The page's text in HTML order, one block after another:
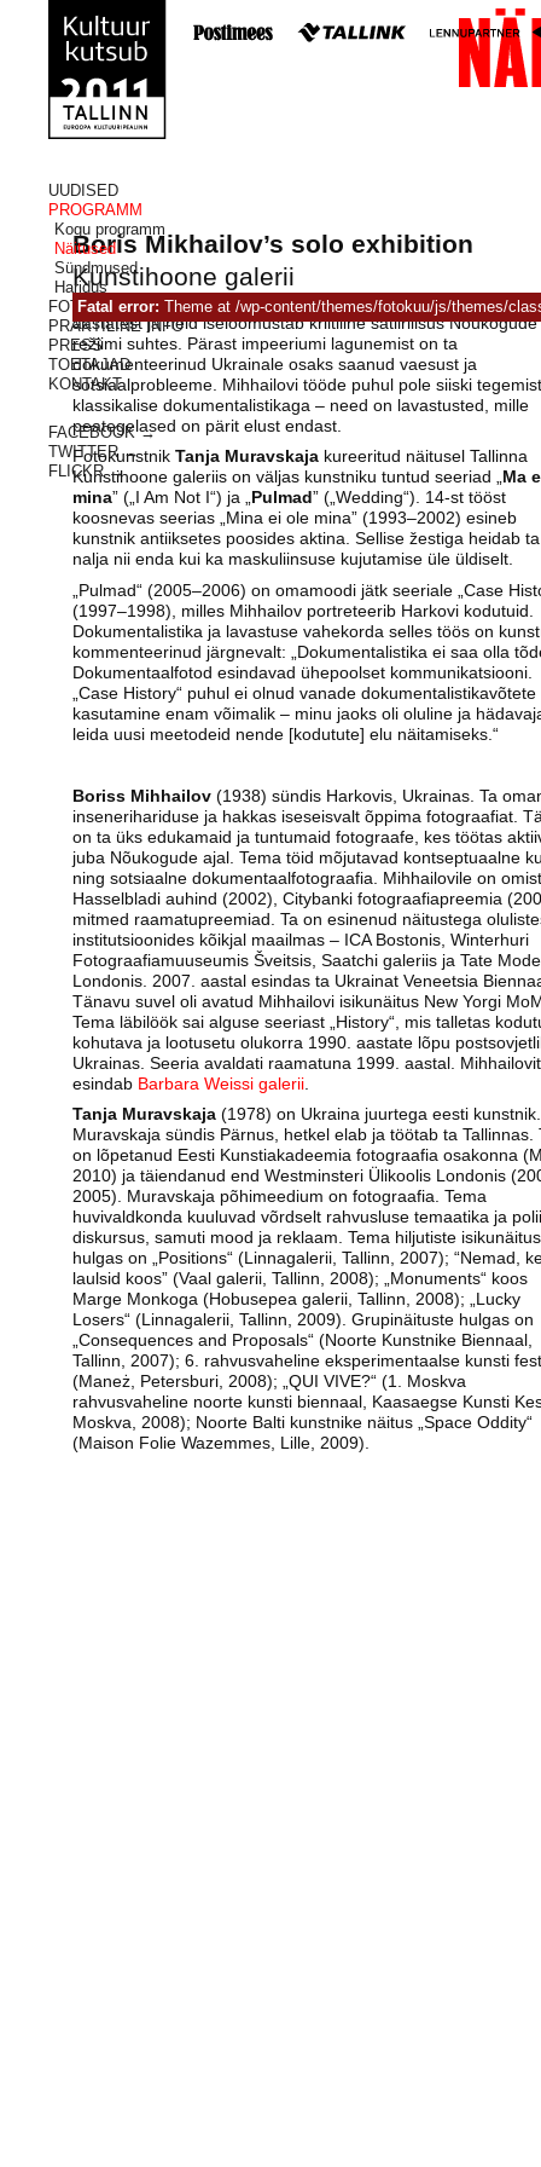
UUDISED
PROGRAMM
Kogu programm
Näitused
Sündmused
Haridus
FOTOKUU
PRAKTILINE INFO
PRESS
TOETAJAD
KONTAKT
FACEBOOK →
TWITTER →
FLICKR →
Boris Mikhailov’s solo exhibition
Kunstihoone galerii
Fatal error: Theme at /wp-content/themes/fotokuu/js/themes/
Boriss Mihhailovi esimesed fotoseeriad on pärit 1970.-80.
aastatest ja neid iseloomustab kriitiline satiirilisus Nõukogude
režiimi suhtes. Pärast impeeriumi lagunemist on ta
dokumenteerinud Ukrainale osaks saanud vaesust ja
sotsiaalprobleeme. Mihhailovi tööde puhul pole siiski tegemist
klassikalise dokumentalistikaga – need on lavastusted, mille
peategelased on pärit elust endast.
Fotokunstnik Tanja Muravskaja kureeritud näitusel Tallinna
Kunstihoone galeriis on väljas kunstniku tuntud seeriad „Ma
mina” („I Am Not I“) ja „ Pulmad ” („Wedding“). 14-st tööst
koosnevas seerias „Mina ei ole mina” (1993–2002) esineb
kunstnik antiiksetes poosides aktina. Sellise žestiga heidab ta
nalja nii enda kui ka maskuliinsuse kujutamise üle üldiselt.
„Pulmad“ (2005–2006) on omamoodi jätk seeriale „Case
(1997–1998), milles Mihhailov portreteerib Harkovi kodutuid.
Dokumentalistika ja lavastuse vahekorda selles töös on
kommenteerinud järgnevalt: „Dokumentalistika ei saa olla
Dokumentaalfotod esindavad ühepoolset kommunikatsiooni.
„Case History“ puhul ei olnud vanade dokumentalistikavõtete
kasutamine enam võimalik – minu jaoks oli oluline ja
leida uusi meetodeid nende [kodutute] elu näitamiseks.“
Boriss Mihhailov (1938) sündis Harkovis, Ukrainas. Ta
insenerihariduse ja hakkas iseseisvalt õppima fotograafiat.
on ta üks edukamaid ja tuntumaid fotograafe, kes töötas
juba Nõukogude ajal. Tema töid mõjutavad kontseptuaalne
ning sotsiaalne dokumentaalfotograafia. Mihhailovile on
Hasselbladi auhind (2002), Citybanki fotograafiapreemia
mitmed raamatupreemiad. Ta on esinenud näitustega
institutsioonides kõikjal maailmas – ICA Bostonis, Winterhuri
Fotograafiamuuseumis Šveitsis, Saatchi galeriis ja Tate
Londonis. 2007. aastal esindas ta Ukrainat Veneetsia
Tänavu suvel oli avatud Mihhailovi isikunäitus New Yorgi
Tema läbilöök sai alguse seeriast „History“, mis talletas
kohutava ja lootusetu olukorra 1990. aastate lõpu
Ukrainas. Seeria avaldati raamatuna 1999. aastal. Mihhailovit
esindab Barbara Weissi galerii
Tanja Muravskaja (1978) on Ukraina juurtega eesti kunstnik.
Muravskaja sündis Pärnus, hetkel elab ja töötab ta Tallinnas.
on lõpetanud Eesti Kunstiakadeemia fotograafia osakonna
2010) ja täiendanud end Westminsteri Ülikoolis Londonis
2005). Muravskaja põhimeedium on fotograafia. Tema
huvivaldkonda kuuluvad võrdselt rahvusluse temaatika ja
diskursus, samuti mood ja reklaam. Tema hiljutiste
hulgas on „Positions“ (Linnagalerii, Tallinn, 2007); “Nemad,
laulsid koos” (Vaal galerii, Tallinn, 2008); „Monuments“ koos
Marge Monkoga (Hobusepea galerii, Tallinn, 2008); „Lucky
Losers“ (Linnagalerii, Tallinn, 2009). Grupinäituste hulgas on
„Consequences and Proposals“ (Noorte Kunstnike Biennaal,
Tallinn, 2007); 6. rahvusvaheline eksperimentaalse kunsti
(Maneż, Petersburi, 2008); „QUI VIVE?“ (1. Moskva
rahvusvaheline noorte kunsti biennaal, Kaasaegse Kunsti
Moskva, 2008); Noorte Balti kunstnike näitus „Space Oddity“
(Maison Folie Wazemmes, Lille, 2009).